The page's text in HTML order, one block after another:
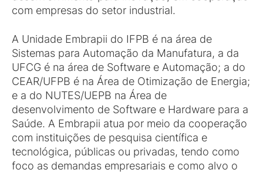
com empresas do setor industrial.
A Unidade Embrapii do IFPB é na área de
Sistemas para Automação da Manufatura, a da
UFCG é na área de Software e Automação; a do
CEAR/UFPB é na Área de Otimização de Energia;
e a do NUTES/UEPB na Área de
desenvolvimento de Software e Hardware para a
Saúde. A Embrapii atua por meio da cooperação
com instituições de pesquisa científica e
tecnológica, públicas ou privadas, tendo como
foco as demandas empresariais e como alvo o